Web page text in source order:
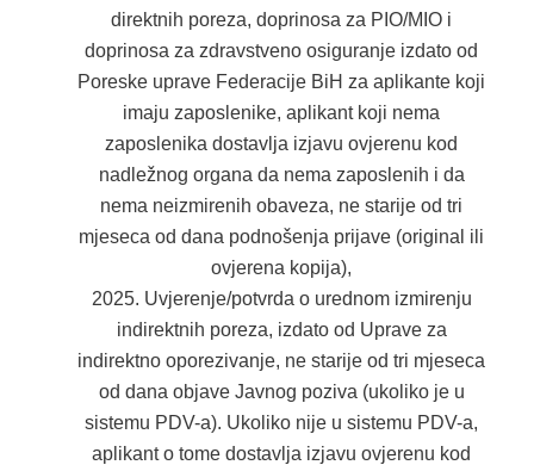
direktnih poreza, doprinosa za PIO/MIO i
doprinosa za zdravstveno osiguranje izdato od
Poreske uprave Federacije BiH za aplikante koji
imaju zaposlenike, aplikant koji nema
zaposlenika dostavlja izjavu ovjerenu kod
nadležnog organa da nema zaposlenih i da
nema neizmirenih obaveza, ne starije od tri
mjeseca od dana podnošenja prijave (original ili
ovjerena kopija),
Uvjerenje/potvrda o urednom izmirenju
indirektnih poreza, izdato od Uprave za
indirektno oporezivanje, ne starije od tri mjeseca
od dana objave Javnog poziva (ukoliko je u
sistemu PDV-a). Ukoliko nije u sistemu PDV-a,
aplikant o tome dostavlja izjavu ovjerenu kod